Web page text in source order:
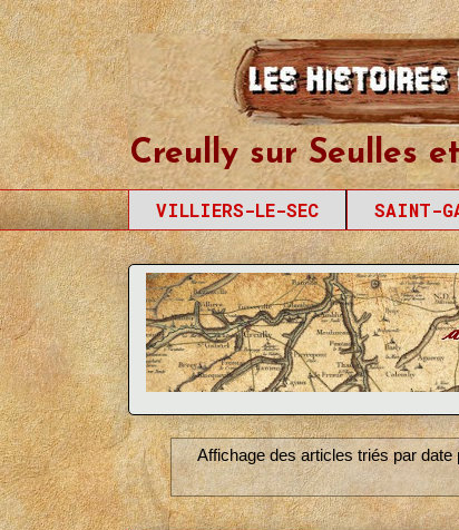
Creully sur
Creully sur Seulles
VILLIERS-LE-SEC SAINT-
Affichage des articles triés par date